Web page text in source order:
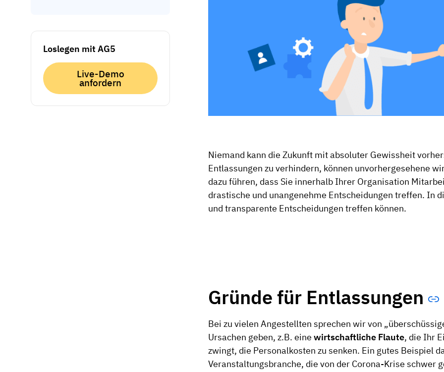
Loslegen mit AG5
Live-Demo
anfordern
Niemand kann die Zukunft mit absoluter Gewissheit
Entlassungen zu verhindern, können unvorhergesehene
dazu führen, dass Sie innerhalb Ihrer Organisation
drastische und unangenehme Entscheidungen treffen. In
und transparente Entscheidungen treffen können.
Gründe für Entlassungen
Bei zu vielen Angestellten sprechen wir von
Ursachen geben, z.B. eine wirtschaftliche Flaute, die Ihr
zwingt, die Personalkosten zu senken. Ein gutes Beispiel
Veranstaltungsbranche, die von der Corona-Krise schwer